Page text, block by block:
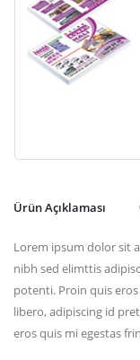
Ürün Açıklaması
Lorem ipsum dolor sit
nibh sed elimttis
potenti. Proin quis
libero, adipiscing id
eros quis mi egestas